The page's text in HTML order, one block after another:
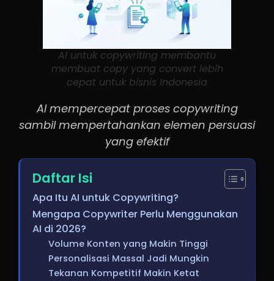
AI untuk copywriting membantu
membuat copy yang convert lebih
cepat untuk bisnis Indonesia
AI mempercepat proses copywriting
sambil mempertahankan elemen persuasi
yang efektif
Daftar Isi
Apa Itu AI untuk Copywriting?
Mengapa Copywriter Perlu Menggunakan
AI di 2026?
Volume Konten yang Makin Tinggi
Personalisasi Massal Jadi Mungkin
Tekanan Kompetitif Makin Ketat